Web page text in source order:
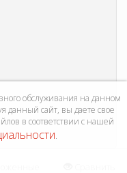
обслуживания на данном
данный сайт, вы даете свое
в соответствии с нашей
.